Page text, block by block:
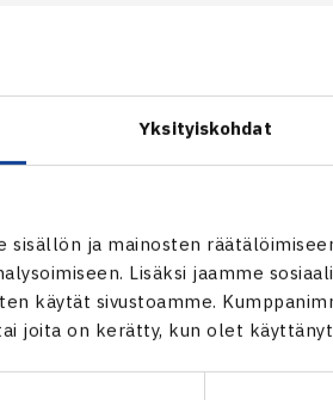
Yksityiskohdat
ja mainosten
Lisäksi jaamme
käytät sivustoamme.
joita on kerätty, kun olet käyttänyt
Hän voitti ensimmäisellä